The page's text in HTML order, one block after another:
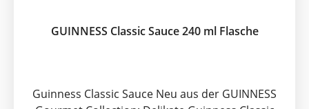
GUINNESS Classic Sauce 240 ml Flasche
Guinness Classic Sauce Neu aus der GUINNESS